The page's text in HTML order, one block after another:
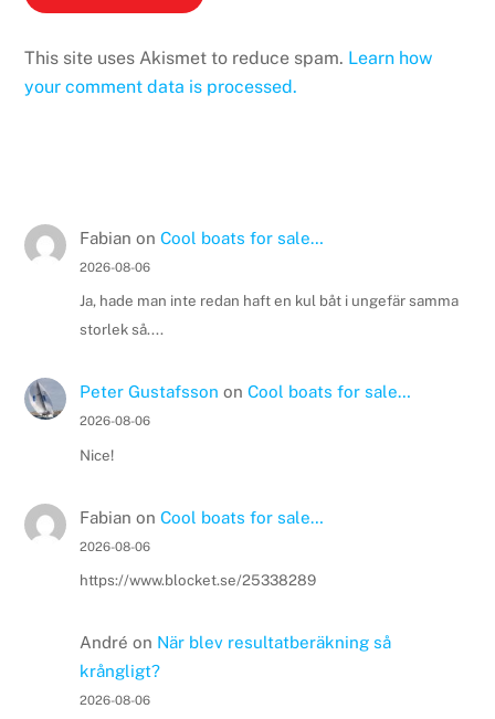
This site uses Akismet to reduce spam. Learn how
your comment data is processed.
Fabian on Cool boats for sale…
2026-08-06
Ja, hade man inte redan haft en kul båt i ungefär samma
storlek så....
Peter Gustafsson on Cool boats for sale…
2026-08-06
Nice!
Fabian on Cool boats for sale…
2026-08-06
https://www.blocket.se/25338289
André on När blev resultatberäkning så
krångligt?
2026-08-06